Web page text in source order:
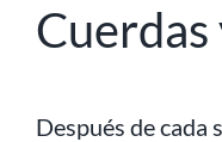
Después de cada